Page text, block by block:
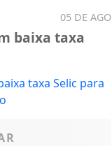
05 DE AGO
baixa taxa